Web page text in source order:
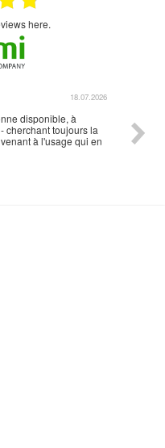
here.
18.07.2026
disponible, à
cherchant toujours la
à l'usage qui en